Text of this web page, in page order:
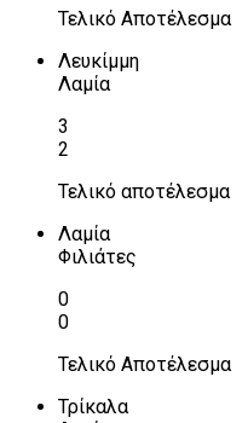
Τελικό Αποτέλεσμα
Λευκίμμη
Λαμία
3
2
Τελικό αποτέλεσμα
Λαμία
Φιλιάτες
0
0
Τελικό Αποτέλεσμα
Τρίκαλα